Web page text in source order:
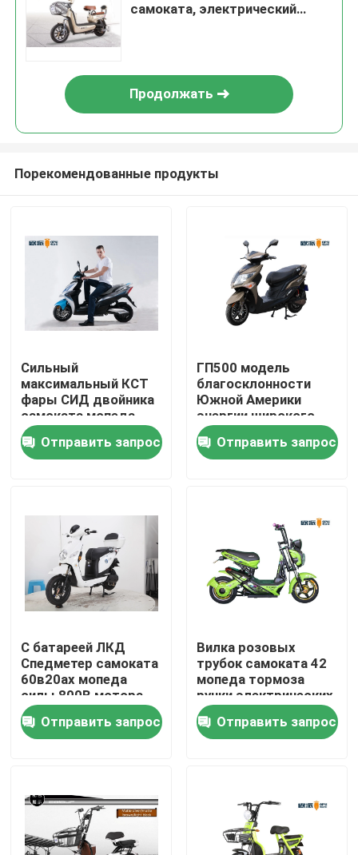
Дома
О Компании
Продукция
Электрический скутер мопеда
Скутер электрического двигателя
Электрический скутер подвижности
Скутер педали электрический
Скутер дам электрический
самоката, электрический
Продолжать
Порекомендованные продукты
Сильный
максимальный КСТ
фары СИД двойника
самоката мопеда
скорости 50км
электрический
безламповый
Отправить запрос
ГП500 модель
благосклонности
Южной Америки
энергии широкого
самоката мопеда
2000В автошины
72В20АХ
Отправить запрос
С батареей ЛКД
Спедметер самоката
60в20ах мопеда
силы 800В мотора
заряжателя УСБ
электрической
свинцовокислотной
Отправить запрос
Вилка розовых
трубок самоката 42
мопеда тормоза
ручки электрических
передняя
Отправить запрос